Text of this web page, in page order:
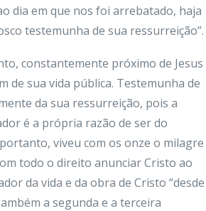
dia em que nos foi arrebatado, haja
testemunha de sua ressurreição”.
constantemente próximo de Jesus
de sua vida pública. Testemunha de
da sua ressurreição, pois a
é a própria razão de ser do
viveu com os onze o milagre
todo o direito anunciar Cristo ao
da vida e da obra de Cristo “desde
a segunda e a terceira